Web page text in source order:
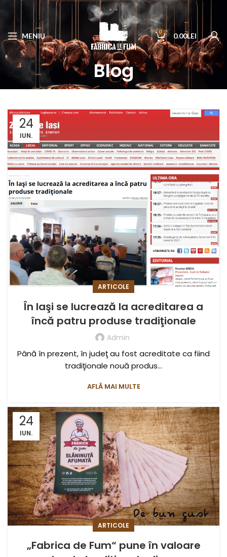
MENIU 0 0.00LEI
Blog
24
IUN.
ARTICOLE
În Iaşi se lucrează la acreditarea a
încă patru produse tradiţionale
Admin
Până în prezent, în judeţ au fost acreditate ca fiind
tradiţionale nouă produs...
AFLĂ MAI MULTE
24
IUN.
ARTICOLE
„Fabrica de Fum“ pune în valoare